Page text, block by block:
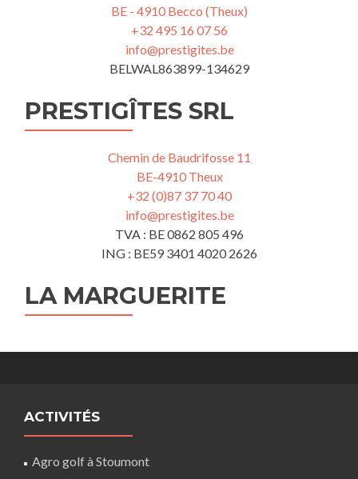
BE - 4910 Becco (Theux)
+32 495 16 07 56
info@prestigites.be
BELWAL863899-134629
PRESTIGÎTES SRL
Chemin de Baudrifosse 11
BE-4910 Theux
+32 (0)87 37 70 40
info@prestigites.be
TVA : BE 0862 805 496
ING : BE59 3401 4020 2626
LA MARGUERITE
ACTIVITÉS
Agro golf à Stoumont